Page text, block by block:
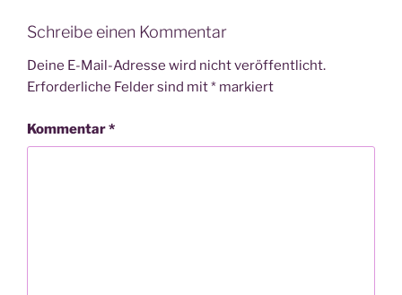
Schreibe einen Kommentar
Deine E-Mail-Adresse wird nicht veröffentlicht.
Erforderliche Felder sind mit* markiert
Kommentar*